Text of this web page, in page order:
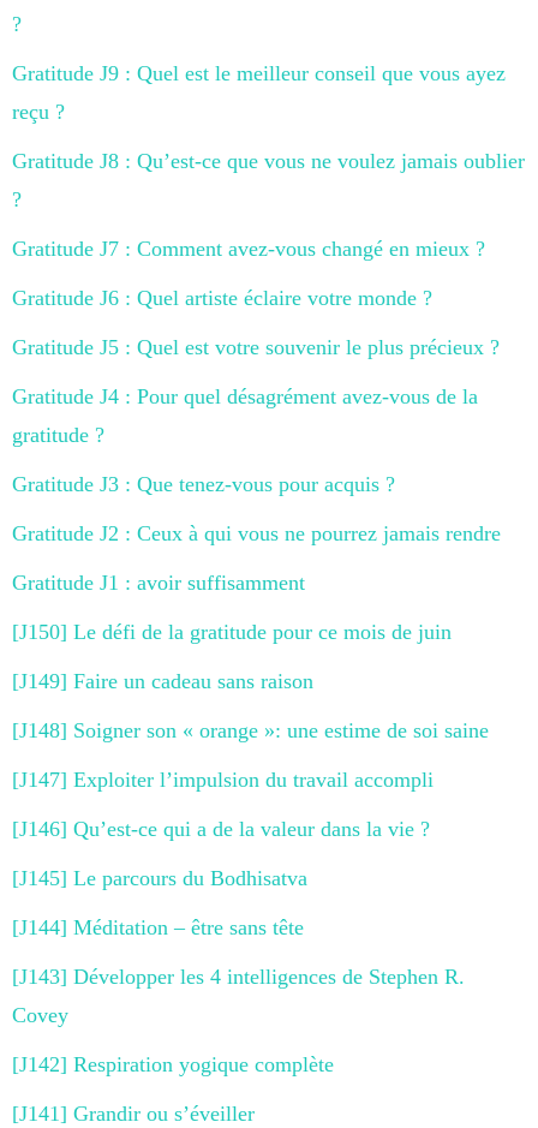
?
Gratitude J9 : Quel est le meilleur conseil que vous ayez
reçu ?
Gratitude J8 : Qu’est-ce que vous ne voulez jamais oublier
?
Gratitude J7 : Comment avez-vous changé en mieux ?
Gratitude J6 : Quel artiste éclaire votre monde ?
Gratitude J5 : Quel est votre souvenir le plus précieux ?
Gratitude J4 : Pour quel désagrément avez-vous de la
gratitude ?
Gratitude J3 : Que tenez-vous pour acquis ?
Gratitude J2 : Ceux à qui vous ne pourrez jamais rendre
Gratitude J1 : avoir suffisamment
[J150] Le défi de la gratitude pour ce mois de juin
[J149] Faire un cadeau sans raison
[J148] Soigner son « orange »: une estime de soi saine
[J147] Exploiter l’impulsion du travail accompli
[J146] Qu’est-ce qui a de la valeur dans la vie ?
[J145] Le parcours du Bodhisatva
[J144] Méditation – être sans tête
[J143] Développer les 4 intelligences de Stephen R.
Covey
[J142] Respiration yogique complète
[J141] Grandir ou s’éveiller